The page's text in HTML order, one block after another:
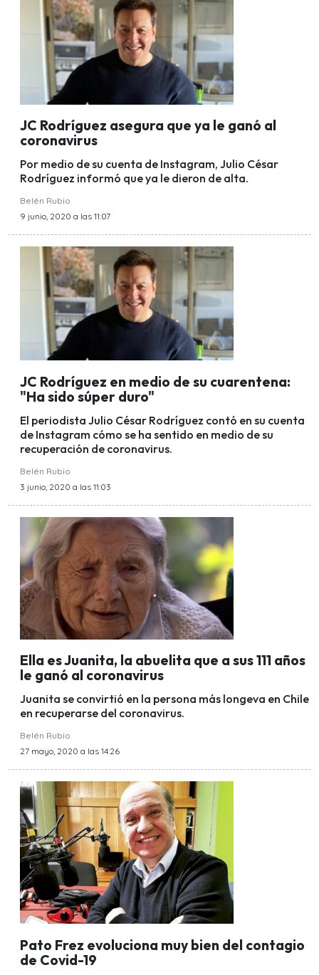
JC Rodríguez asegura que ya le ganó al
coronavirus
Por medio de su cuenta de Instagram, Julio César
Rodríguez informó que ya le dieron de alta.
Belén Rubio
9 junio, 2020 a las 11:07
JC Rodríguez en medio de su cuarentena:
"Ha sido súper duro"
El periodista Julio César Rodríguez contó en su cuenta
de Instagram cómo se ha sentido en medio de su
recuperación de coronavirus.
Belén Rubio
3 junio, 2020 a las 11:03
Ella es Juanita, la abuelita que a sus 111 años
le ganó al coronavirus
Juanita se convirtió en la persona más longeva en Chile
en recuperarse del coronavirus.
Belén Rubio
27 mayo, 2020 a las 14:26
Pato Frez evoluciona muy bien del contagio
de Covid-19